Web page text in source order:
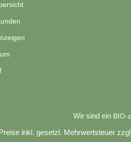
Wir sind ein BIO-
inkl. gesetzl. Mehrwertsteuer